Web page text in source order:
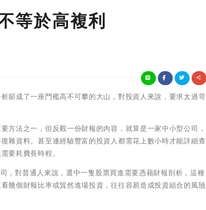
等於高複利
卻成了一座門檻高不可攀的大山，對投資人來說，要求太過苛
方法之一，但反觀一份財報的內容，就算是一家中小型公司，
雜資料。甚至連經驗豐富的投資人都需花上數小時才能詳細查
要耗費長時程。
對普通人來說，選中一隻股票買進需要憑藉財報剖析，這種
幾個財報比率或貿然進場投資，往往容易造成投資組合的風險